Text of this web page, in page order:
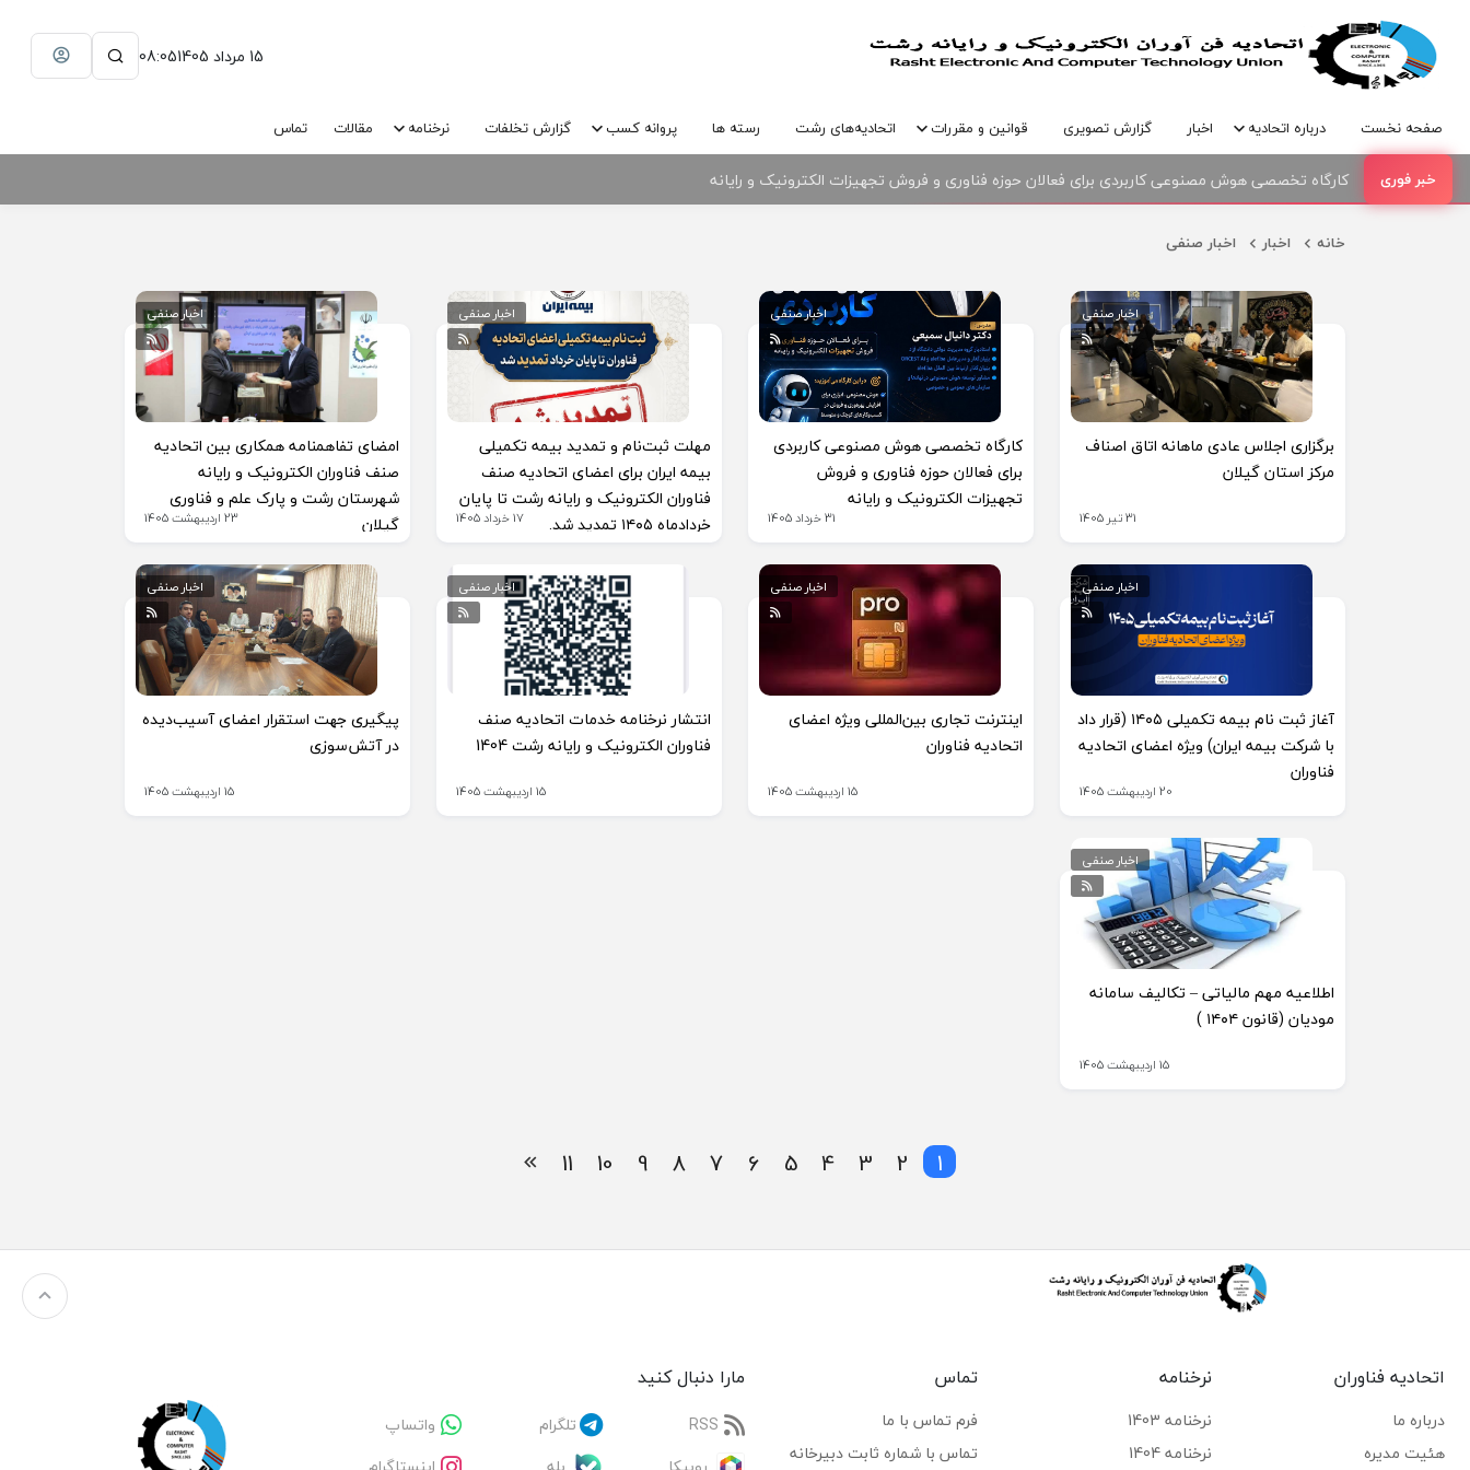
08:05 15 مرداد 1405
صفحه نخست درباره اتحادیه اخبار گزارش تصویری قوانین و مقررات اتحادیه‌های رشت رسته ها پروانه کسب گزارش تخلفات نرخنامه مقالات تماس
کارگاه تخصصی هوش مصنوعی کاربردی برای فعالان حوزه فناوری و فروش تجهیزات الکترونیک و رایانه
امضای تفاهمنامه همکاری بین اتحادیه صنف فناوران الکترونیک و رایانه شهرستان رشت و پارک علم و فناوری گیلان
خانه اخبار اخبار صنفی
اخبار صنفی
برگزاری اجلاس عادی ماهانه اتاق اصناف
مرکز استان گیلان
31 تیر 1405
اخبار صنفی
کارگاه تخصصی هوش مصنوعی کاربردی
برای فعالان حوزه فناوری و فروش
تجهیزات الکترونیک و رایانه
31 خرداد 1405
اخبار صنفی
مهلت ثبت‌نام و تمدید بیمه تکمیلی
بیمه ایران برای اعضای اتحادیه صنف
فناوران الکترونیک و رایانه رشت تا پایان
خردادماه ۱۴۰۵ تمدید شد.
17 خرداد 1405
اخبار صنفی
امضای تفاهمنامه همکاری بین اتحادیه
صنف فناوران الکترونیک و رایانه
شهرستان رشت و پارک علم و فناوری
گیلان
23 اردیبهشت 1405
اخبار صنفی
آغاز ثبت نام بیمه تکمیلی ۱۴۰۵ (قرار داد
با شرکت بیمه ایران) ویژه اعضای اتحادیه
فناوران
20 اردیبهشت 1405
اخبار صنفی
اینترنت تجاری بین‌المللی ویژه اعضای
اتحادیه فناوران
15 اردیبهشت 1405
اخبار صنفی
انتشار نرخنامه خدمات اتحادیه صنف
فناوران الکترونیک و رایانه رشت 1404
15 اردیبهشت 1405
اخبار صنفی
پیگیری جهت استقرار اعضای آسیب‌دیده
در آتش‌سوزی
15 اردیبهشت 1405
اخبار صنفی
اطلاعیه مهم مالیاتی – تکالیف سامانه
مودیان (قانون ۱۴۰۴ )
15 اردیبهشت 1405
1
2
3
4
5
6
7
8
9
10
11
اتحادیه فناوران
درباره ما
هئیت مدیره
نرخنامه
نرخنامه 1403
نرخنامه 1404
تماس
فرم تماس با ما
تماس با شماره ثابت دبیرخانه
مارا دنبال کنید
RSS تلگرام
واتساپ